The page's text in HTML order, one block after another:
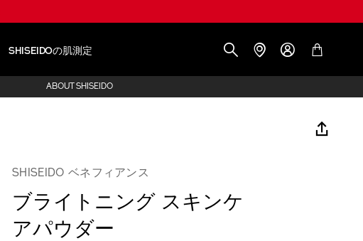
SHISEIDOの肌測定
ABOUT SHISEIDO
SHISEIDO ベネフィアンス
ブライトニング スキンケ
アパウダー